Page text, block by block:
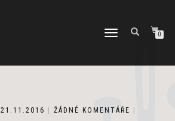
PŘEPNOUT
0
21.11.2016 ŽÁDNÉ KOMENTÁŘE